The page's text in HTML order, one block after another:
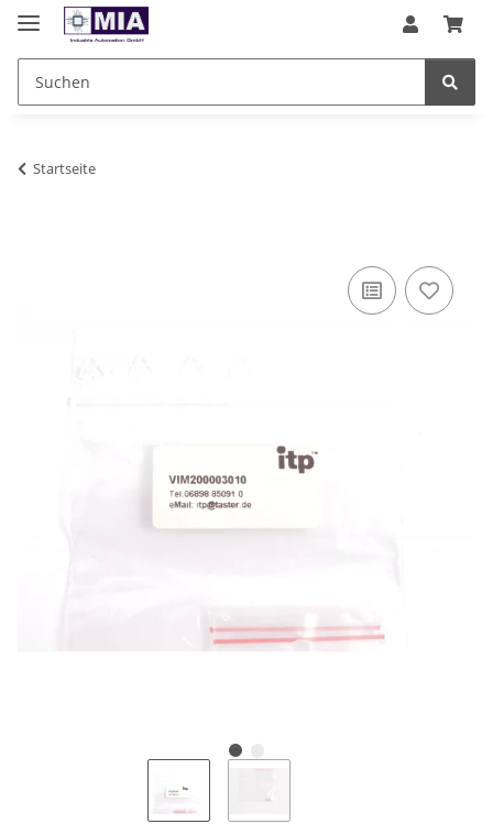
Startseite